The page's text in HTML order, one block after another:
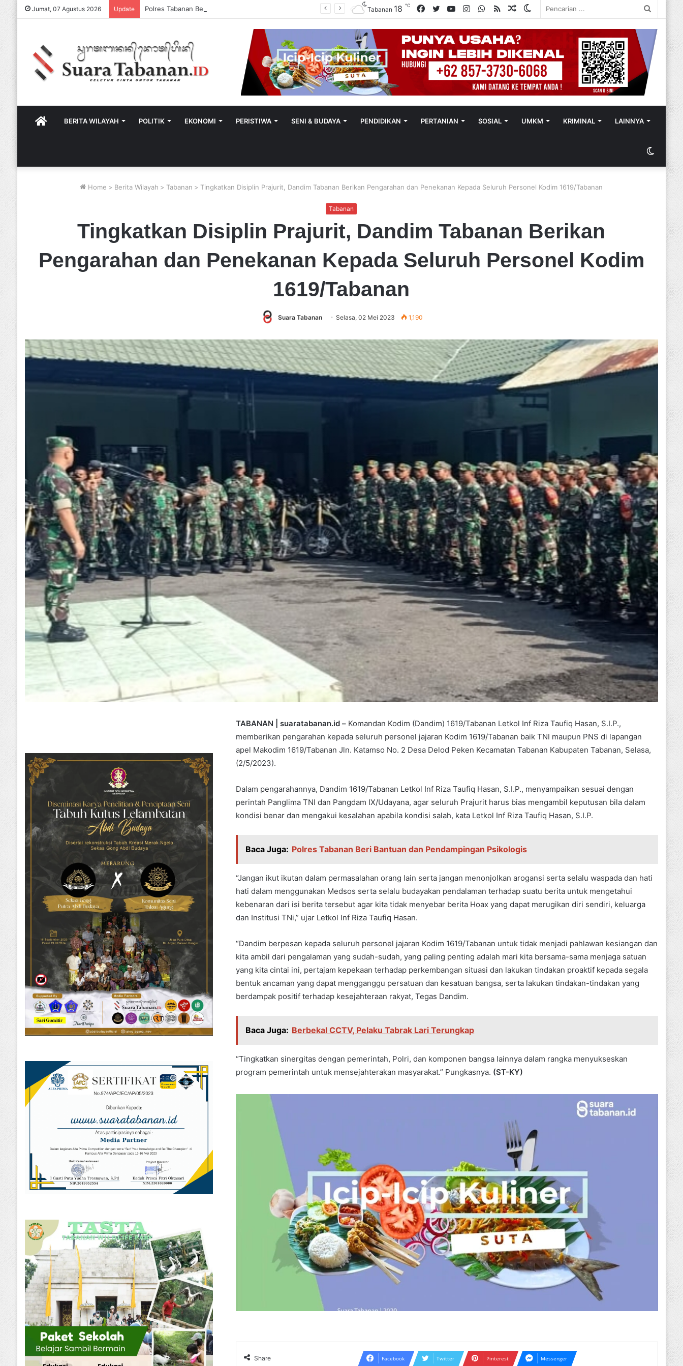
Jumat, 07 Agustus 2026 Update
Switch
Random
RSS
WhatsApp
Instagram
YouTube
Twitter
Facebook
Tabanan 18℃
HOMEBERITA WILAYAH POLITIK EKONOMI PERISTIWA SENI & BUDAYA PENDIDIKAN PERTANIAN SOSIAL UMKM KRIMINAL LAINNYA
Switch
skin
Home > Berita Wilayah > Tabanan > Tingkatkan Disiplin Prajurit, Dandim Tabanan Berikan Pengarahan dan Penekanan Kepada Seluruh Personel Kodim 1619/Tabanan
Tabanan
Tingkatkan Disiplin Prajurit, Dandim Tabanan Berikan
Pengarahan dan Penekanan Kepada Seluruh Personel Kodim
1619/Tabanan
Suara Tabanan Selasa, 02 Mei 2023 1,190
TABANAN | suaratabanan.id – Komandan Kodim (Dandim) 1619/Tabanan Letkol Inf Riza Taufiq Hasan, S.I.P.,
memberikan pengarahan kepada seluruh personel jajaran Kodim 1619/Tabanan baik TNI maupun PNS di lapangan
apel Makodim 1619/Tabanan Jln. Katamso No. 2 Desa Delod Peken Kecamatan Tabanan Kabupaten Tabanan, Selasa,
(2/5/2023).
Dalam pengarahannya, Dandim 1619/Tabanan Letkol Inf Riza Taufiq Hasan, S.I.P., menyampaikan sesuai dengan
perintah Panglima TNI dan Pangdam IX/Udayana, agar seluruh Prajurit harus bias mengambil keputusan bila dalam
kondisi benar dan mengakui kesalahan apabila kondisi salah, kata Letkol Inf Riza Taufiq Hasan, S.I.P.
Baca Juga: Polres Tabanan Beri Bantuan dan Pendampingan Psikologis
“Jangan ikut ikutan dalam permasalahan orang lain serta jangan menonjolkan arogansi serta selalu waspada dan hati
hati dalam menggunakan Medsos serta selalu budayakan pendalaman terhadap suatu berita untuk mengetahui
kebenaran dari isi berita tersebut agar kita tidak menyebar berita Hoax yang dapat merugikan diri sendiri, keluarga
dan Institusi TNi,” ujar Letkol Inf Riza Taufiq Hasan.
“Dandim berpesan kepada seluruh personel jajaran Kodim 1619/Tabanan untuk tidak menjadi pahlawan kesiangan dan
kita ambil dari pengalaman yang sudah-sudah, yang paling penting adalah mari kita bersama-sama menjaga satuan
yang kita cintai ini, pertajam kepekaan terhadap perkembangan situasi dan lakukan tindakan proaktif kepada segala
bentuk ancaman yang dapat mengganggu persatuan dan kesatuan bangsa, serta lakukan tindakan-tindakan yang
berdampak positif terhadap kesejahteraan rakyat, Tegas Dandim.
Baca Juga: Berbekal CCTV, Pelaku Tabrak Lari Terungkap
“Tingkatkan sinergitas dengan pemerintah, Polri, dan komponen bangsa lainnya dalam rangka menyukseskan
program pemerintah untuk mensejahterakan masyarakat.” Pungkasnya. (ST-KY)
Share Facebook Twitter Pinterest Messenger